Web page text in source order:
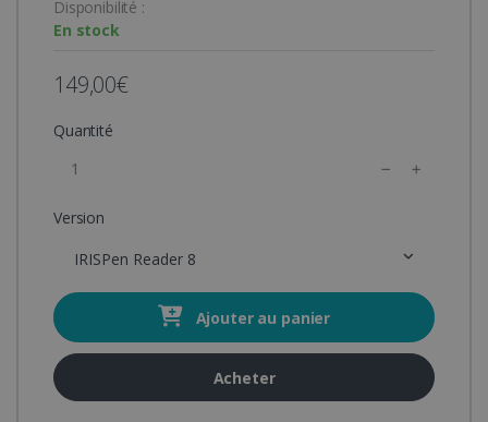
Disponibilité :
En stock
149,00€
Quantité
Version
IRISPen Reader 8
Ajouter au panier
Acheter